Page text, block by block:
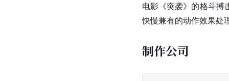
电影《突袭》的格斗搏
快慢兼有的动作效果处
制作公司